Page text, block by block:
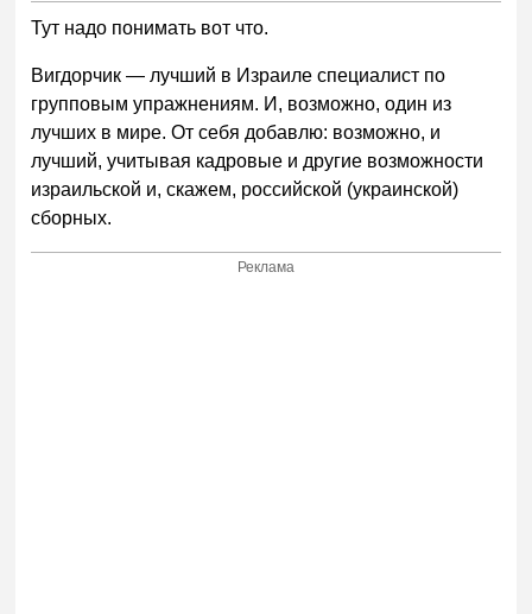
Тут надо понимать вот что.
Вигдорчик — лучший в Израиле специалист по
групповым упражнениям. И, возможно, один из
лучших в мире. От себя добавлю: возможно, и
лучший, учитывая кадровые и другие возможности
израильской и, скажем, российской (украинской)
сборных.
Реклама